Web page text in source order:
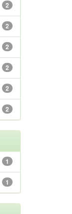
2
2
2
2
2
2
1
1